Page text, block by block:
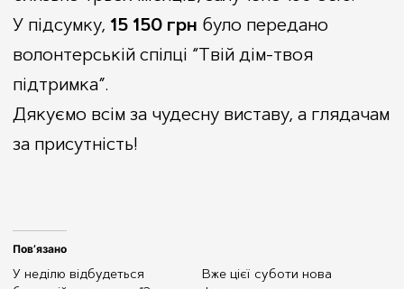
Депутатський корпус
Структура апарату управління
У підсумку, 15 150 грн було передано
волонтерській спілці “Твій дім-твоя
підтримка”.
Дякуємо всім за чудесну виставу, а глядачам
за присутність!
Пов’язано
У неділю відбудеться
Вже цієї суботи нова